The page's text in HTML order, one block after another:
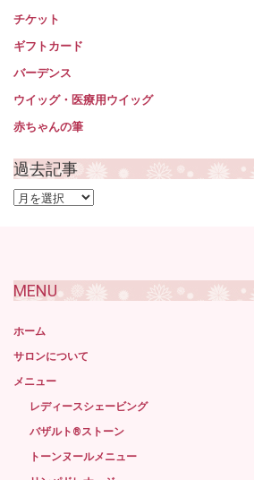
チケット
ギフトカード
バーデンス
ウイッグ・医療用ウイッグ
赤ちゃんの筆
過去記事
過
MENU
ホーム
サロンについて
メニュー
レディースシェービング
バザルト®ストーン
トーンヌールメニュー